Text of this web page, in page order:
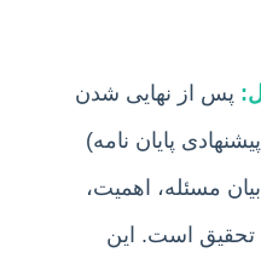
پس از نهایی شدن
پایان نامه)
مسئله، اهمیت،
است. این